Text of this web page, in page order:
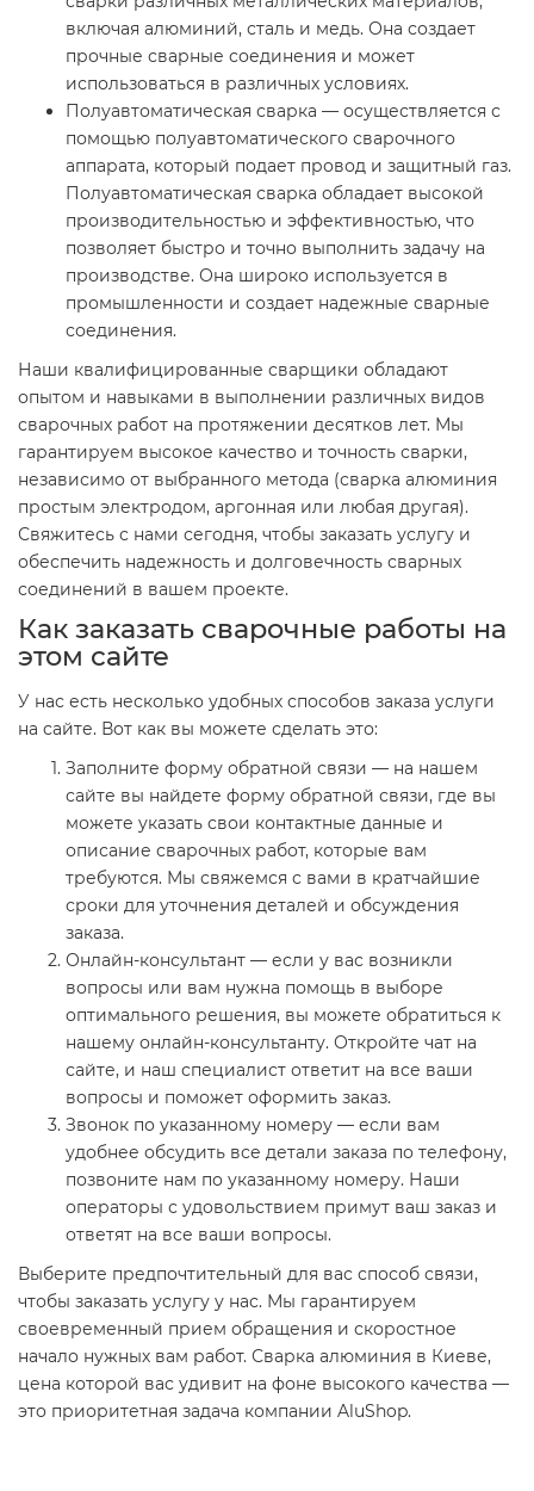
включая алюминий, сталь и медь. Она создает
прочные сварные соединения и может
использоваться в различных условиях.
Полуавтоматическая сварка — осуществляется с
помощью полуавтоматического сварочного
аппарата, который подает провод и защитный газ.
Полуавтоматическая сварка обладает высокой
производительностью и эффективностью, что
позволяет быстро и точно выполнить задачу на
производстве. Она широко используется в
промышленности и создает надежные сварные
соединения.
Наши квалифицированные сварщики обладают
опытом и навыками в выполнении различных видов
сварочных работ на протяжении десятков лет. Мы
гарантируем высокое качество и точность сварки,
независимо от выбранного метода (сварка алюминия
простым электродом, аргонная или любая другая).
Свяжитесь с нами сегодня, чтобы заказать услугу и
обеспечить надежность и долговечность сварных
соединений в вашем проекте.
Как заказать сварочные работы на
этом сайте
У нас есть несколько удобных способов заказа услуги
на сайте. Вот как вы можете сделать это:
Заполните форму обратной связи — на нашем
сайте вы найдете форму обратной связи, где вы
можете указать свои контактные данные и
описание сварочных работ, которые вам
требуются. Мы свяжемся с вами в кратчайшие
сроки для уточнения деталей и обсуждения
заказа.
Онлайн-консультант — если у вас возникли
вопросы или вам нужна помощь в выборе
оптимального решения, вы можете обратиться к
нашему онлайн-консультанту. Откройте чат на
сайте, и наш специалист ответит на все ваши
вопросы и поможет оформить заказ.
Звонок по указанному номеру — если вам
удобнее обсудить все детали заказа по телефону,
позвоните нам по указанному номеру. Наши
операторы с удовольствием примут ваш заказ и
ответят на все ваши вопросы.
Выберите предпочтительный для вас способ связи,
чтобы заказать услугу у нас. Мы гарантируем
своевременный прием обращения и скоростное
начало нужных вам работ. Сварка алюминия в Киеве,
цена которой вас удивит на фоне высокого качества —
это приоритетная задача компании AluShop.